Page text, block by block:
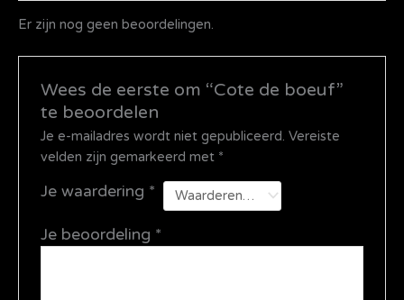
Er zijn nog geen beoordelingen.
Wees de eerste om “Cote de boeuf”
te beoordelen
Je e-mailadres wordt niet gepubliceerd. Vereiste
velden zijn gemarkeerd met *
Je waardering *
Je beoordeling *